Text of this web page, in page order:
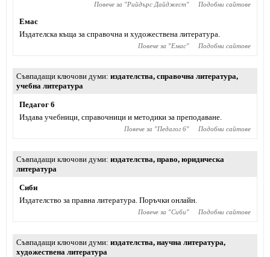
Повече за "Рийдърс Дайджест" Подобни сайтове
Емас
Издателска къща за справочна и художествена литература.
Повече за "Емас" Подобни сайтове
Съвпадащи ключови думи издателства, справочна литература,
учебна литература
Педагог 6
Издава учебници, справочници и методики за преподаване.
Повече за "Педагог 6" Подобни сайтове
Съвпадащи ключови думи издателства, право, юридическа
литература
Сиби
Издателство за правна литература. Поръчки онлайн.
Повече за "Сиби" Подобни сайтове
Съвпадащи ключови думи издателства, научна литература,
художествена литература